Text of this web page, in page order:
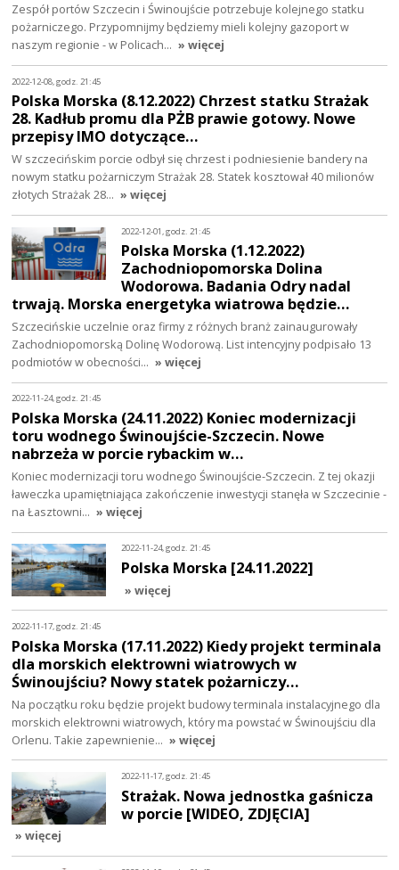
Zespół portów Szczecin i Świnoujście potrzebuje kolejnego statku
pożarniczego. Przypomnijmy będziemy mieli kolejny gazoport w
naszym regionie - w Policach… » więcej
2022-12-08, godz. 21:45
Polska Morska (8.12.2022) Chrzest statku Strażak
28. Kadłub promu dla PŻB prawie gotowy. Nowe
przepisy IMO dotyczące…
W szczecińskim porcie odbył się chrzest i podniesienie bandery na
nowym statku pożarniczym Strażak 28. Statek kosztował 40 milionów
złotych Strażak 28… » więcej
2022-12-01, godz. 21:45
Polska Morska (1.12.2022)
Zachodniopomorska Dolina
Wodorowa. Badania Odry nadal
trwają. Morska energetyka wiatrowa będzie…
Szczecińskie uczelnie oraz firmy z różnych branż zainaugurowały
Zachodniopomorską Dolinę Wodorową. List intencyjny podpisało 13
podmiotów w obecności… » więcej
2022-11-24, godz. 21:45
Polska Morska (24.11.2022) Koniec modernizacji
toru wodnego Świnoujście-Szczecin. Nowe
nabrzeża w porcie rybackim w…
Koniec modernizacji toru wodnego Świnoujście-Szczecin. Z tej okazji
ławeczka upamiętniająca zakończenie inwestycji stanęła w Szczecinie -
na Łasztowni… » więcej
2022-11-24, godz. 21:45
Polska Morska [24.11.2022]
» więcej
2022-11-17, godz. 21:45
Polska Morska (17.11.2022) Kiedy projekt terminala
dla morskich elektrowni wiatrowych w
Świnoujściu? Nowy statek pożarniczy…
Na początku roku będzie projekt budowy terminala instalacyjnego dla
morskich elektrowni wiatrowych, który ma powstać w Świnoujściu dla
Orlenu. Takie zapewnienie… » więcej
2022-11-17, godz. 21:45
Strażak. Nowa jednostka gaśnicza
w porcie [WIDEO, ZDJĘCIA]
» więcej